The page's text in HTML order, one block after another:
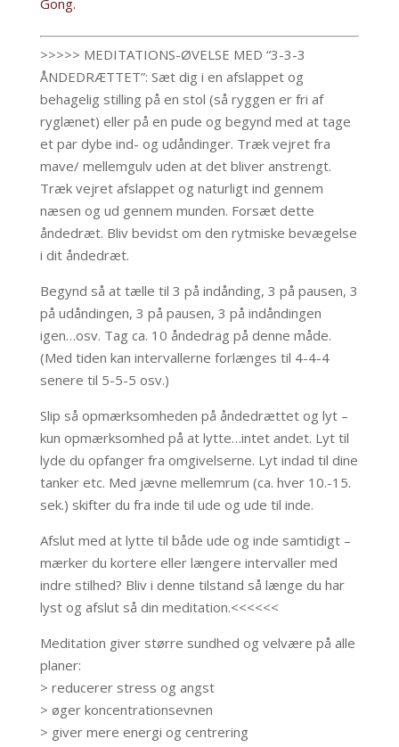
Gong.
>>>>> MEDITATIONS-ØVELSE MED “3-3-3
ÅNDEDRÆTTET”: Sæt dig i en afslappet og
behagelig stilling på en stol (så ryggen er fri af
ryglænet) eller på en pude og begynd med at tage
et par dybe ind- og udåndinger. Træk vejret fra
mave/ mellemgulv uden at det bliver anstrengt.
Træk vejret afslappet og naturligt ind gennem
næsen og ud gennem munden. Forsæt dette
åndedræt. Bliv bevidst om den rytmiske bevægelse
i dit åndedræt.
Begynd så at tælle til 3 på indånding, 3 på pausen, 3
på udåndingen, 3 på pausen, 3 på indåndingen
igen…osv. Tag ca. 10 åndedrag på denne måde.
(Med tiden kan intervallerne forlænges til 4-4-4
senere til 5-5-5 osv.)
Slip så opmærksomheden på åndedrættet og lyt –
kun opmærksomhed på at lytte…intet andet. Lyt til
lyde du opfanger fra omgivelserne. Lyt indad til dine
tanker etc. Med jævne mellemrum (ca. hver 10.-15.
sek.) skifter du fra inde til ude og ude til inde.
Afslut med at lytte til både ude og inde samtidigt –
mærker du kortere eller længere intervaller med
indre stilhed? Bliv i denne tilstand så længe du har
lyst og afslut så din meditation.<<<<<<
Meditation giver større sundhed og velvære på alle
planer:
> reducerer stress og angst
> øger koncentrationsevnen
> giver mere energi og centrering